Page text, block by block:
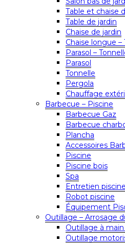
Table et chaise
Table de jardin
Chaise de jardin
Chaise longue –
Parasol –
Parasol
Tonnelle
Pergola
Chauffage
Barbecue – Piscine
Barbecue Gaz
Barbecue
Plancha
Accessoires
Piscine
Piscine bois
Spa
Entretien piscine
Robot piscine
Équipement
Outillage – Arrosage
Outillage à
Outillage